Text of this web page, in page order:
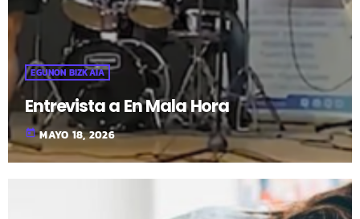
EGUNON BIZKAIA
Entrevista a En Mala Hora
today MAYO 18, 2026